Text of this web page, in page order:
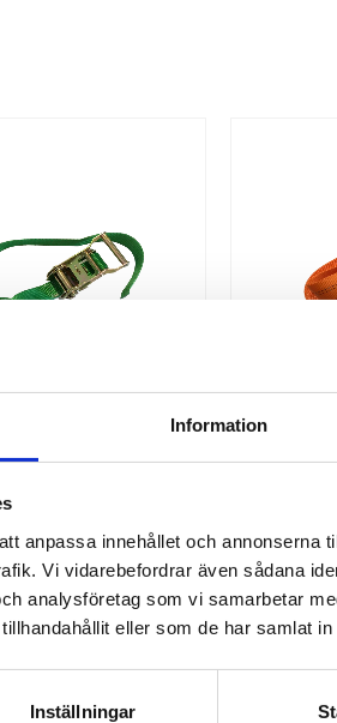
Information
anpassa innehållet och annonserna
Vi vidarebefordrar även sådana
analysföretag som vi samarbetar
eller som de har samlat
Inställningar
35MM
med 2 ton i
enkel hobbysurrning och
& Bandsurrning
Köp
Praktisk